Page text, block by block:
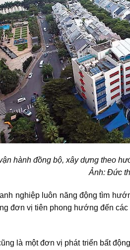
hành đồng bộ, xây dựng theo
Ảnh: Đức
nghiệp luôn năng động tìm
đơn vị tiên phong hướng đến các
là một đơn vị phát triển bất